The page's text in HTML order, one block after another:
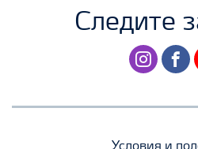
Следите
instagram
Условия и